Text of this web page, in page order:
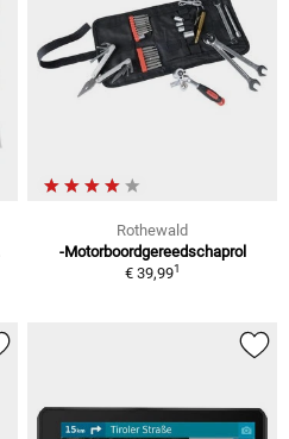
Rothewald
-Motorboordgereedschaprol
€ 39,991